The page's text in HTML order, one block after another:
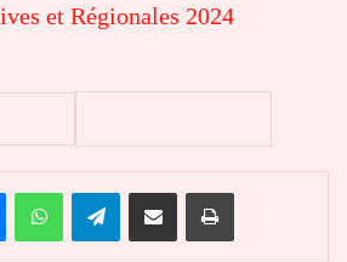
et Régionales 2024
MessengerWhatsAppTelegramPartager par email Imprimer